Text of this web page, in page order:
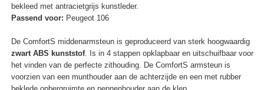
bekleed met antracietgrijs kunstleder.
Passend voor: Peugeot 106
De ComfortS middenarmsteun is geproduceerd van sterk hoogwaardig
zwart ABS kunststof. Is in 4 stappen opklapbaar en uitschuifbaar voor
het vinden van de perfecte zithouding. De ComfortS armsteun is
voorzien van een munthouder aan de achterzijde en een met rubber